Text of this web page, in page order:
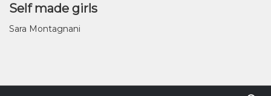
Self made girls
Sara Montagnani